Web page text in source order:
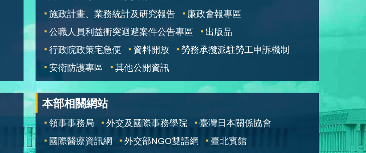
施政計畫、業務統計及研究報告
廉政會報專區
公職人員利益衝突迴避案件公告專區
出版品
行政院政策宅急便
資料開放
勞務承攬派駐勞工申訴機制
安衛防護專區
其他公開資訊
本部相關網站
領事事務局 外交及國際事務學院
臺灣日本關係協會
國際醫療資訊網
外交部NGO雙語網
臺北賓館